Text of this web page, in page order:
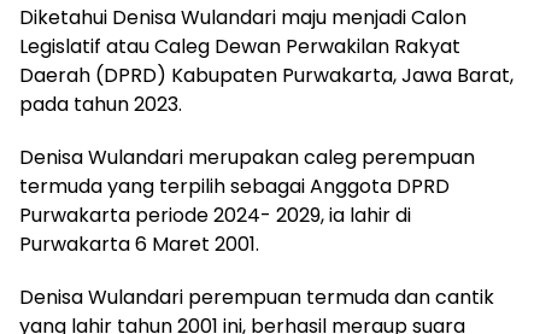
Diketahui Denisa Wulandari maju menjadi Calon
Legislatif atau Caleg Dewan Perwakilan Rakyat
Daerah (DPRD) Kabupaten Purwakarta, Jawa Barat,
pada tahun 2023.
Denisa Wulandari merupakan caleg perempuan
termuda yang terpilih sebagai Anggota DPRD
Purwakarta periode 2024- 2029, ia lahir di
Purwakarta 6 Maret 2001.
Denisa Wulandari perempuan termuda dan cantik
yang lahir tahun 2001 ini, berhasil meraup suara